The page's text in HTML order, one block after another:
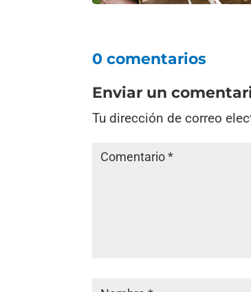
0 comentarios
Enviar un
Tu dirección de correo